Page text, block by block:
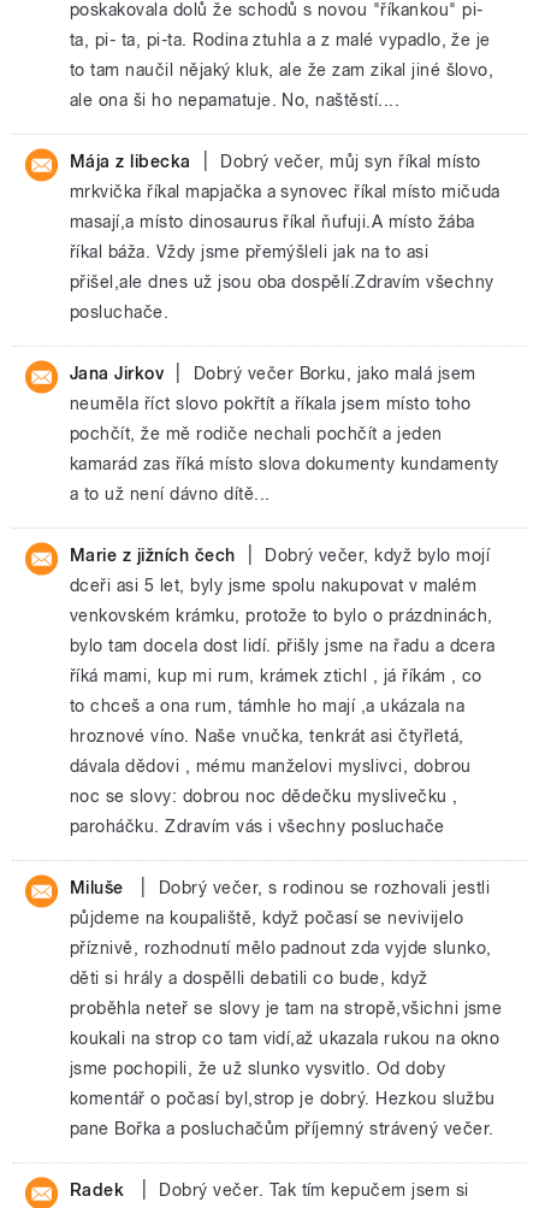
poskakovala dolů že schodů s novou "říkankou" pi-
ta, pi- ta, pi-ta. Rodina ztuhla a z malé vypadlo, že je
to tam naučil nějaký kluk, ale že zam zikal jiné šlovo,
ale ona ši ho nepamatuje. No, naštěstí....
Mája z libecka
Dobrý večer, můj syn říkal místo
mrkvička říkal mapjačka a synovec říkal místo mičuda
masají,a místo dinosaurus říkal ňufuji.A místo žába
říkal báža. Vždy jsme přemýšleli jak na to asi
přišel,ale dnes už jsou oba dospělí.Zdravím všechny
posluchače.
Jana Jirkov
Dobrý večer Borku, jako malá jsem
neuměla říct slovo pokřtít a říkala jsem místo toho
pochčít, že mě rodiče nechali pochčít a jeden
kamarád zas říká místo slova dokumenty kundamenty
a to už není dávno dítě...
Marie z jižních čech
Dobrý večer, když bylo mojí
dceři asi 5 let, byly jsme spolu nakupovat v malém
venkovském krámku, protože to bylo o prázdninách,
bylo tam docela dost lidí. přišly jsme na řadu a dcera
říká mami, kup mi rum, krámek ztichl , já říkám , co
to chceš a ona rum, támhle ho mají ,a ukázala na
hroznové víno. Naše vnučka, tenkrát asi čtyřletá,
dávala dědovi , mému manželovi myslivci, dobrou
noc se slovy: dobrou noc dědečku myslivečku ,
paroháčku. Zdravím vás i všechny posluchače
Miluše
Dobrý večer, s rodinou se rozhovali jestli
půjdeme na koupaliště, když počasí se nevivijelo
příznivě, rozhodnutí mělo padnout zda vyjde slunko,
děti si hrály a dospělli debatili co bude, když
proběhla neteř se slovy je tam na stropě,všichni jsme
koukali na strop co tam vidí,až ukazala rukou na okno
jsme pochopili, že už slunko vysvitlo. Od doby
komentář o počasí byl,strop je dobrý. Hezkou službu
pane Bořka a posluchačům příjemný strávený večer.
Radek
Dobrý večer. Tak tím kepučem jsem si